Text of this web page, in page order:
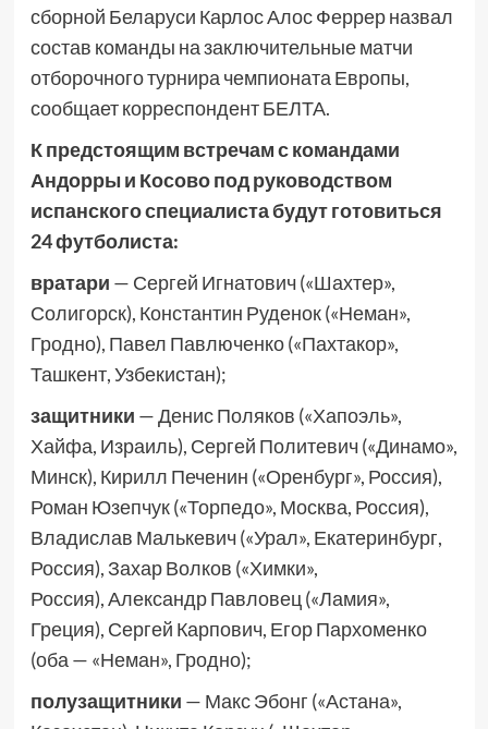
сборной Беларуси Карлос Алос Феррер назвал
состав команды на заключительные матчи
отборочного турнира чемпионата Европы,
сообщает корреспондент БЕЛТА.
К предстоящим встречам с командами
Андорры и Косово под руководством
испанского специалиста будут готовиться
24 футболиста:
вратари — Сергей Игнатович («Шахтер»,
Солигорск), Константин Руденок («Неман»,
Гродно), Павел Павлюченко («Пахтакор»,
Ташкент, Узбекистан);
защитники — Денис Поляков («Хапоэль»,
Хайфа, Израиль), Сергей Политевич («Динамо»,
Минск), Кирилл Печенин («Оренбург», Россия),
Роман Юзепчук («Торпедо», Москва, Россия),
Владислав Малькевич («Урал», Екатеринбург,
Россия), Захар Волков («Химки»,
Россия), Александр Павловец («Ламия»,
Греция), Сергей Карпович, Егор Пархоменко
(оба — «Неман», Гродно);
полузащитники — Макс Эбонг («Астана»,